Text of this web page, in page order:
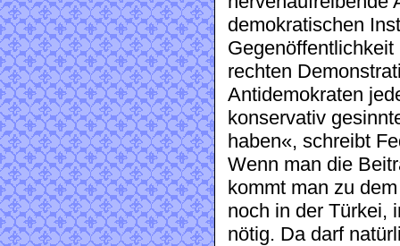
demokratischen
rechten
Antidemokraten
konservativ
haben«, schreibt
Wenn man die
kommt man zu
noch in der Türkei,
nötig. Da darf